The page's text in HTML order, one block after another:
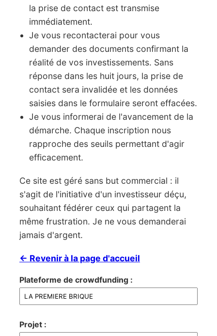
la prise de contact est transmise
immédiatement.
Je vous recontacterai pour vous
demander des documents confirmant la
réalité de vos investissements. Sans
réponse dans les huit jours, la prise de
contact sera invalidée et les données
saisies dans le formulaire seront effacées.
Je vous informerai de l'avancement de la
démarche. Chaque inscription nous
rapproche des seuils permettant d'agir
efficacement.
Ce site est géré sans but commercial : il
s'agit de l'initiative d'un investisseur déçu,
souhaitant fédérer ceux qui partagent la
même frustration. Je ne vous demanderai
jamais d'argent.
← Revenir à la page d'accueil
Plateforme de crowdfunding :
Projet :